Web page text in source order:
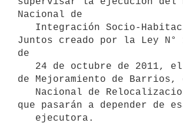
Nacional de
Juntos creado por la Ley N°
de
de Mejoramiento de Barrios,
que pasarán a depender de